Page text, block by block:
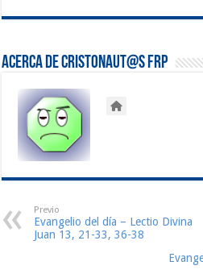
Acerca de Cristonaut@s FRP
Previo
Evangelio del día – Lectio Divina
Juan 13, 21-33, 36-38